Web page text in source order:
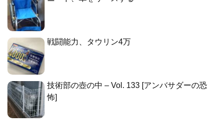
戦闘能力、タウリン4万
技術部の壺の中 – Vol. 133 [アンバサダーの恐
怖]